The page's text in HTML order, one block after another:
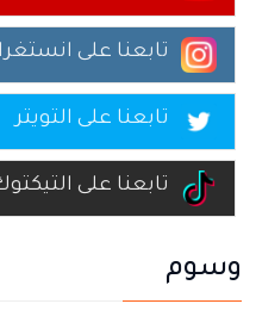
تابعنا على
تابعنا على التويتر
تابعنا على
وسوم